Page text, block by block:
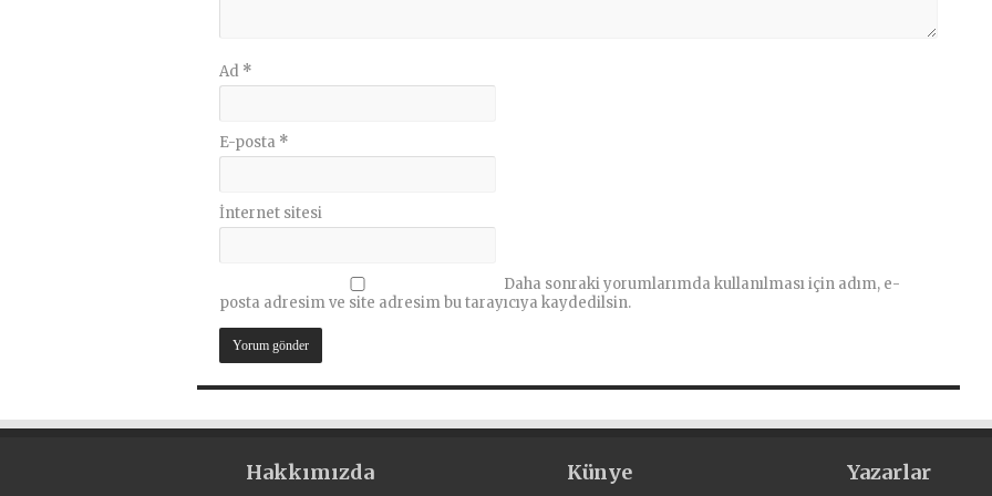
Ad *
E-posta *
İnternet sitesi
Daha sonraki yorumlarımda kullanılması için adım, e-
posta adresim ve site adresim bu tarayıcıya kaydedilsin.
Hakkımızda Künye Yazarlar